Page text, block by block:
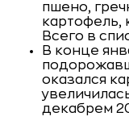
пшено,
картофель,
Всего в
В конце
оказался
декабрем